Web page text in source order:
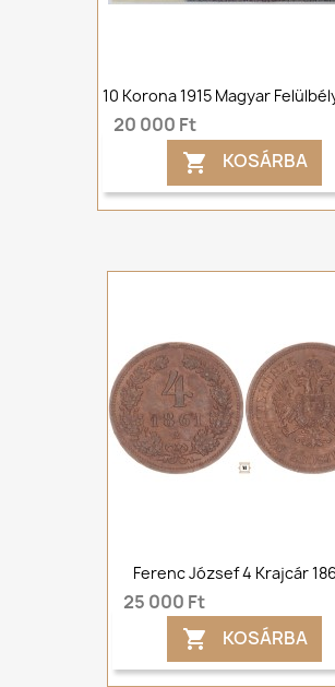
10 Korona 1915 Magyar
20 000 Ft
 KOSÁRBA
Ferenc József 4 Krajcár
25 000 Ft
 KOSÁRBA